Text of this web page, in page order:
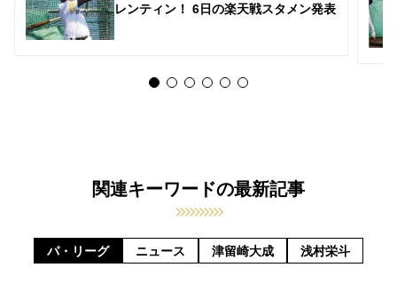
レンティン！ 6日の楽天戦スタメン発表
関連キーワードの最新記事
パ・リーグ ニュース 津留崎大成 浅村栄斗